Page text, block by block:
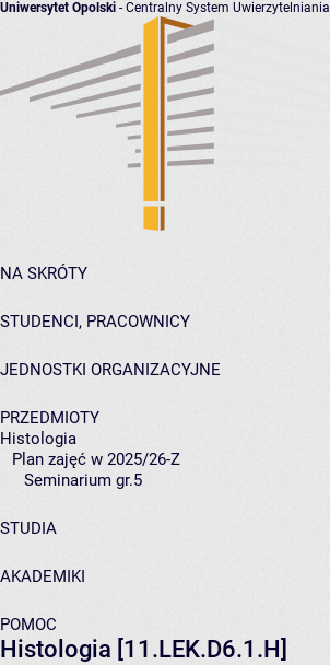
Uniwersytet Opolski - Centralny System Uwierzytelniania
NA SKRÓTY
STUDENCI, PRACOWNICY
JEDNOSTKI ORGANIZACYJNE
PRZEDMIOTY
Histologia
Plan zajęć w 2025/26-Z
Seminarium gr.5
STUDIA
AKADEMIKI
POMOC
Histologia [11.LEK.D6.1.H]